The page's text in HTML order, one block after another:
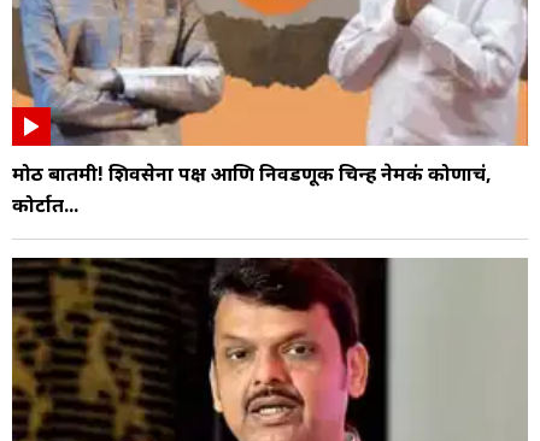
मोठी बातमी! शिवसेना पक्ष आणि निवडणूक चिन्ह नेमकं कोणाचं,
कोर्टात...